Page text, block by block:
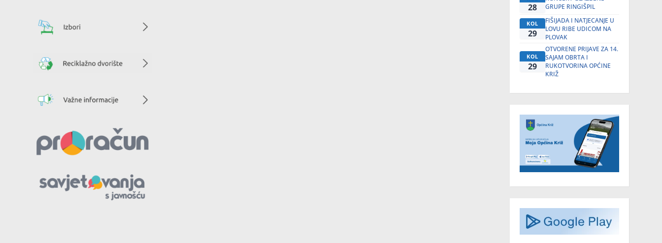
28
GRUPE RINGIŠPIL
KOL
29
FIŠIJADA I NATJECANJE U
LOVU RIBE UDICOM NA
PLOVAK
KOL
29
OTVORENE PRIJAVE ZA 14.
SAJAM OBRTA I
RUKOTVORINA OPĆINE
KRIŽ